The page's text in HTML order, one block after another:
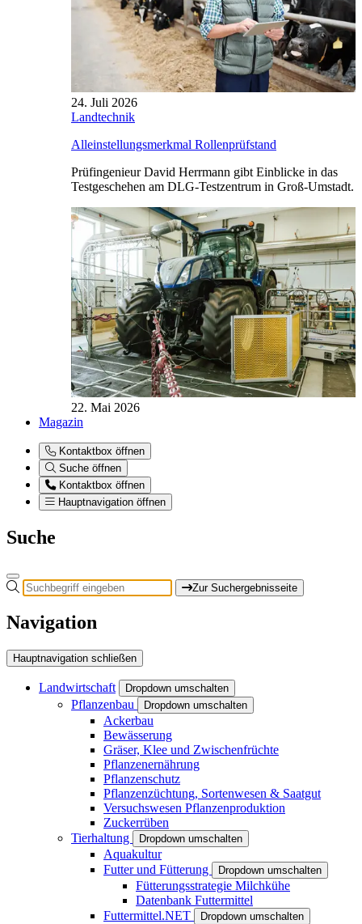
24. Juli 2026
Landtechnik
Alleinstellungsmerkmal Rollenprüfstand
Prüfingenieur David Herrmann gibt Einblicke in das
Testgeschehen am DLG-Testzentrum in Groß-Umstadt.
22. Mai 2026
Magazin
Kontaktbox öffnen
Suche öffnen
Kontaktbox öffnen
Hauptnavigation öffnen
Suche
Zur Suchergebnisseite
Navigation
Hauptnavigation schließen
Landwirtschaft Dropdown umschalten
Pflanzenbau Dropdown umschalten
Ackerbau
Bewässerung
Gräser, Klee und Zwischenfrüchte
Pflanzenernährung
Pflanzenschutz
Pflanzenzüchtung, Sortenwesen & Saatgut
Versuchswesen Pflanzenproduktion
Zuckerrüben
Tierhaltung
Dropdown umschalten
Aquakultur
Futter und Fütterung
Dropdown umschalten
Fütterungsstrategie Milchkühe
Datenbank Futtermittel
Futtermittel.NET
Dropdown umschalten